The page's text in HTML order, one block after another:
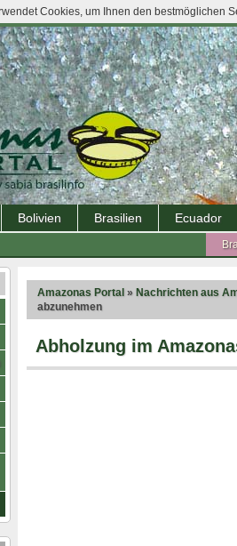
Bolivien Brasilien Ecuador
Amazonas Portal » Nachrichten aus
abzunehmen
Abholzung im
Cookies, um Ihnen den bestmöglichen